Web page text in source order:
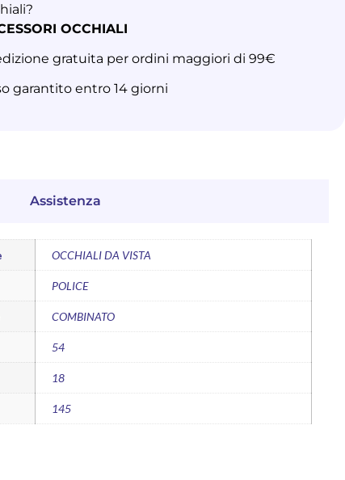
OCCHIALI
gratuita per ordini maggiori di 99€
garantito entro 14 giorni
Assistenza
OCCHIALI DA VISTA
POLICE
COMBINATO
54
18
145